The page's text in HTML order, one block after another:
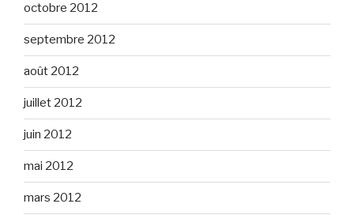
octobre 2012
septembre 2012
août 2012
juillet 2012
juin 2012
mai 2012
mars 2012